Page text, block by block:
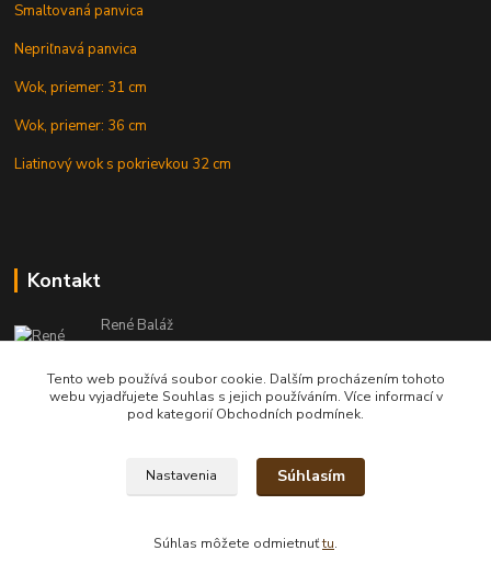
Smaltovaná panvica
Nepriľnavá panvica
Wok, priemer: 31 cm
Wok, priemer: 36 cm
Liatinový wok s pokrievkou 32 cm
Kontakt
René Baláž
Eshop: +421 902 212 007
od 8:00 - do 16:00 hod
info@kotlikyshop.sk
Copyright © 2014-2030 KOTLIKYSHOP.sk, všetky práva vyhradené
Tento web používá soubor cookie. Dalším procházením tohoto
webu vyjadřujete Souhlas s jejich používáním. Více informací v
pod kategorií Obchodních podmínek.
Nastavenia Súhlasím
Súhlas môžete odmietnuťtu.